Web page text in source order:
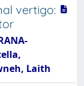
vertigo:
Laith